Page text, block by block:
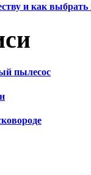
и как
пылесос